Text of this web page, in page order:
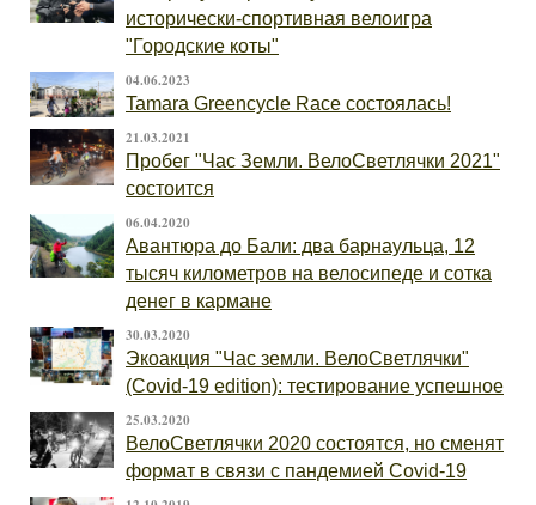
исторически-спортивная велоигра
"Городские коты"
04.06.2023
Tamara Greencycle Race состоялась!
21.03.2021
Пробег "Час Земли. ВелоСветлячки 2021"
состоится
06.04.2020
Авантюра до Бали: два барнаульца, 12
тысяч километров на велосипеде и сотка
денег в кармане
30.03.2020
Экоакция "Час земли. ВелоСветлячки"
(Covid-19 edition): тестирование успешное
25.03.2020
ВелоСветлячки 2020 состоятся, но сменят
формат в связи с пандемией Covid-19